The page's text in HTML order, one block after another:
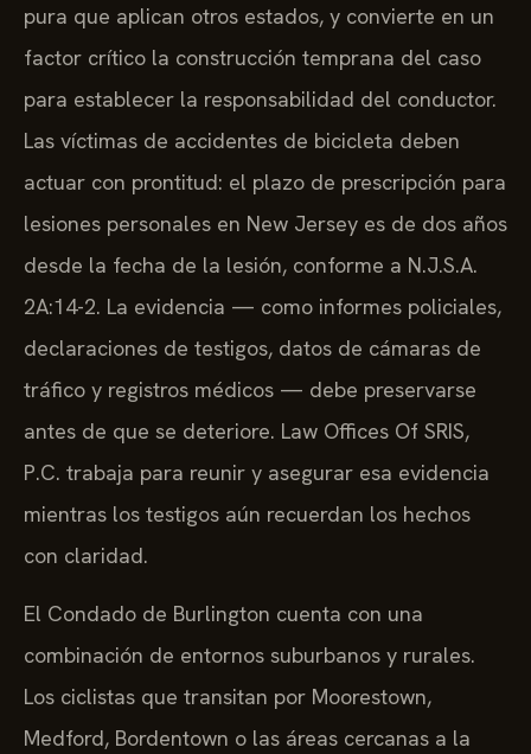
pura que aplican otros estados, y convierte en un
factor crítico la construcción temprana del caso
para establecer la responsabilidad del conductor.
Las víctimas de accidentes de bicicleta deben
actuar con prontitud: el plazo de prescripción para
lesiones personales en New Jersey es de dos años
desde la fecha de la lesión, conforme a N.J.S.A.
2A:14-2. La evidencia — como informes policiales,
declaraciones de testigos, datos de cámaras de
tráfico y registros médicos — debe preservarse
antes de que se deteriore. Law Offices Of SRIS,
P.C. trabaja para reunir y asegurar esa evidencia
mientras los testigos aún recuerdan los hechos
con claridad.
El Condado de Burlington cuenta con una
combinación de entornos suburbanos y rurales.
Los ciclistas que transitan por Moorestown,
Medford, Bordentown o las áreas cercanas a la